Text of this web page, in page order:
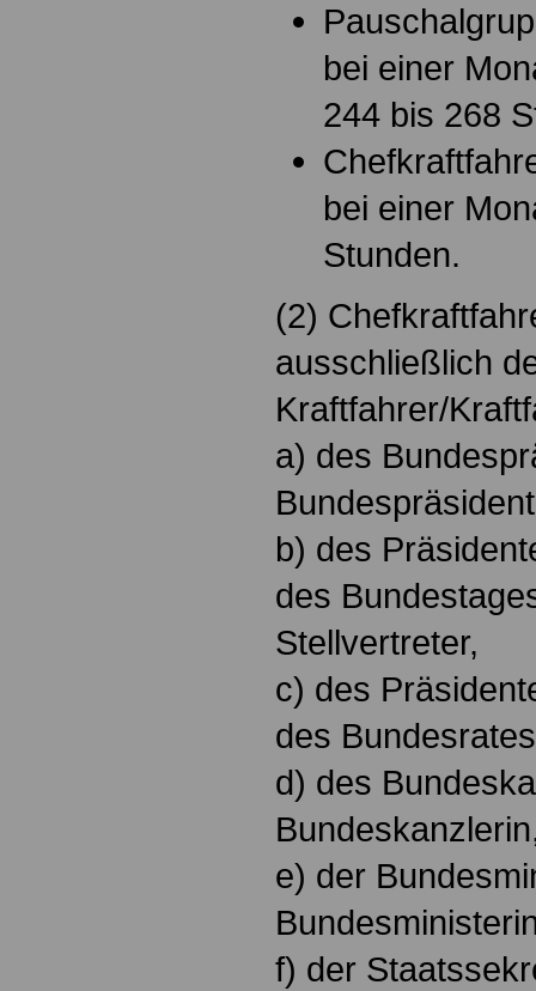
bei einer
244 bis 268
bei einer
Stunden.
(2)
ausschließlich
Kraftfahrer/
a) des
b) des
des
Stellvertreter,
c) des
des
d) des
e) der
f) der